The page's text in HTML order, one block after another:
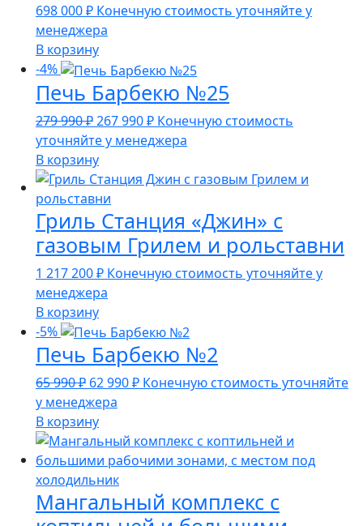
698 000₽ Конечную стоимость уточняйте у
менеджера
В корзину
-4%
Печь Барбекю №25
279 990₽ Первоначальная
цена
составляла
279
990 ₽.
267 990₽Текущая
цена:
990 ₽.
Конечную стоимость
уточняйте у менеджера
В корзину
Гриль Станция «Джин» с
газовым Грилем и рольставни
1 217 200₽ Конечную стоимость уточняйте у
менеджера
В корзину
-5%
Печь Барбекю №2
65 990₽ Первоначальная
цена
составляла
65
990 ₽.
62 990₽Текущая
990 ₽.
Конечную стоимость уточняйте
у менеджера
В корзину
Мангальный комплекс с